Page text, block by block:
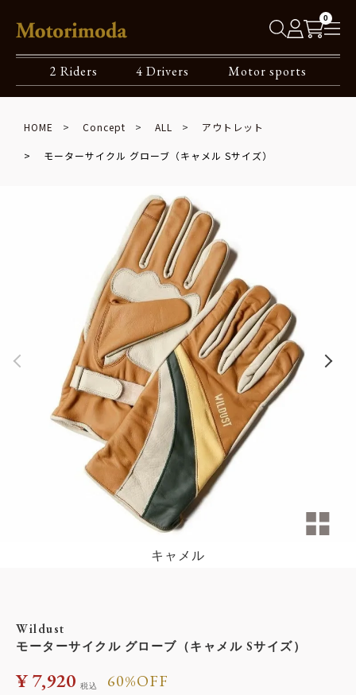
0
2 Riders 4 Drivers Motor sports
HOME Concept ALL アウトレット
モーターサイクル グローブ（キャメル Sサイズ）
キャメル
Wildust
モーターサイクル グローブ（キャメル Sサイズ）
60%OFF
¥7,920 税込